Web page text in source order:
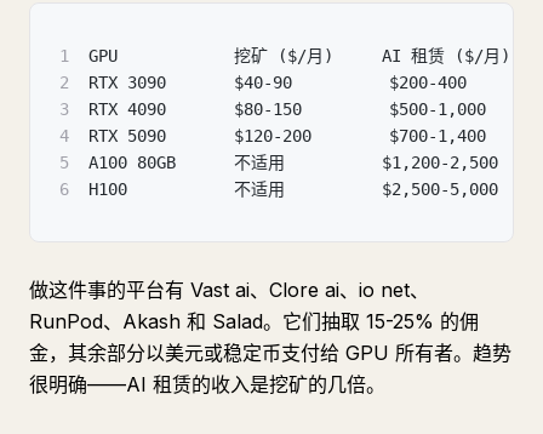
1
GPU            挖矿 ($/月)     AI 租赁 ($/月)
2
RTX 3090       $40-90          $200-400
3
RTX 4090       $80-150         $500-1,000
4
RTX 5090       $120-200        $700-1,400
5
A100 80GB      不适用          $1,200-2,500
6
H100           不适用          $2,500-5,000
做这件事的平台有 Vast ai、Clore ai、io net、
RunPod、Akash 和 Salad。它们抽取 15-25% 的佣
金，其余部分以美元或稳定币支付给 GPU 所有者。趋势
很明确——AI 租赁的收入是挖矿的几倍。